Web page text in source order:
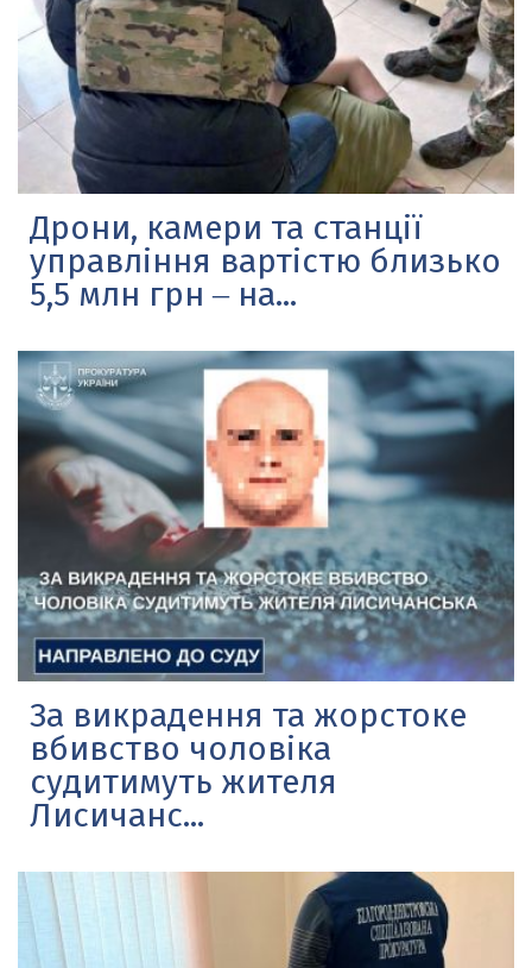
Дрони, камери та станції
управління вартістю близько
5,5 млн грн ‒ на...
За викрадення та жорстоке
вбивство чоловіка
судитимуть жителя
Лисичанс...